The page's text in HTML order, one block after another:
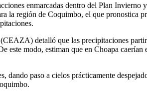
enmarcadas dentro del Plan
la región de Coquimbo, el que
detalló que las precipitaciones
este modo, estiman que en Choapa
dando paso a cielos prácticamente